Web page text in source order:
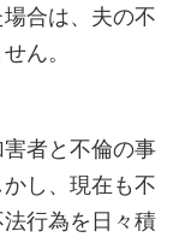
合は、夫の不
ん。
者と不倫の事
し、現在も不
行為を日々積